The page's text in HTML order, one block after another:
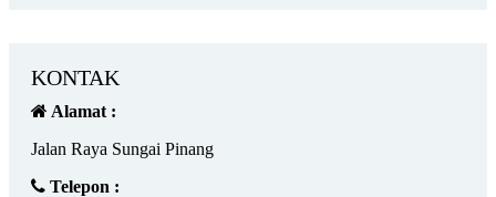
KONTAK
Alamat :
Jalan Raya Sungai Pinang
Telepon :